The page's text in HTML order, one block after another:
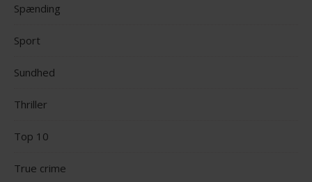
Spænding
Sport
Sundhed
Thriller
Top 10
True crime